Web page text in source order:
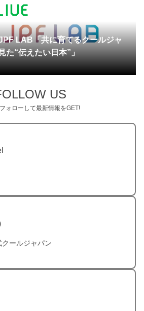
LAB「共に育てるクールジャ
た“伝えたい日本”」
US
ォローして最新情報をGET!
クールジャパン